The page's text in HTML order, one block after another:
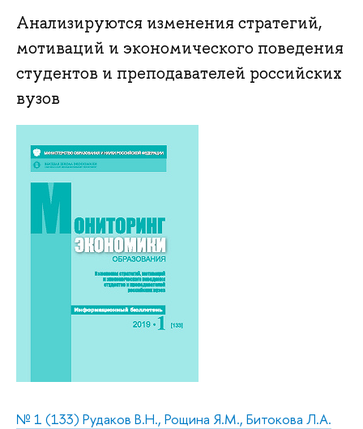
Анализируются изменения стратегий,
мотиваций и экономического поведения
студентов и преподавателей российских
вузов
№ 1 (133) Рудаков В.Н., Рощина Я.М., Битокова Л.А.